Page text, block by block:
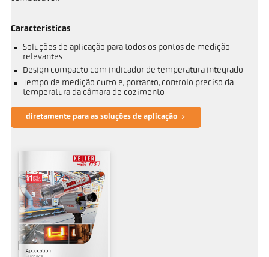
Características
Soluções de aplicação para todos os pontos de medição
relevantes
Design compacto com indicador de temperatura integrado
Tempo de medição curto e, portanto, controlo preciso da
temperatura da câmara de cozimento
diretamente para as soluções de aplicação